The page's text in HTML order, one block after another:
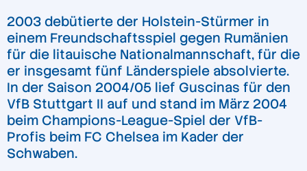
2003 debütierte der Holstein-Stürmer in
einem Freundschaftsspiel gegen Rumänien
für die litauische Nationalmannschaft, für die
er insgesamt fünf Länderspiele absolvierte.
In der Saison 2004/05 lief Guscinas für den
VfB Stuttgart II auf und stand im März 2004
beim Champions-League-Spiel der VfB-
Profis beim FC Chelsea im Kader der
Schwaben.